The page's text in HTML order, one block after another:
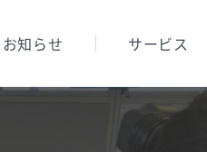
お知らせ サービス